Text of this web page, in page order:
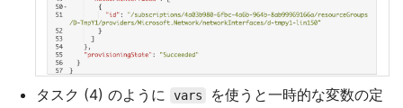
タスク (4) のように vars
を使うと一時的な変数の定